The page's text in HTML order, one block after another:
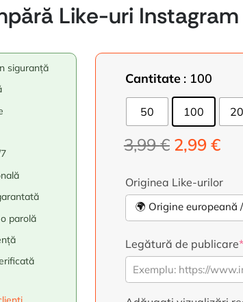
Like-uri Instagram
siguranță
parolă
din 5
Cantitate : 100
50 100
3,99€ Prețul
a
fost:
3,99
2,99 €
€.
Originea Like-urilor
Legătură de publicare*